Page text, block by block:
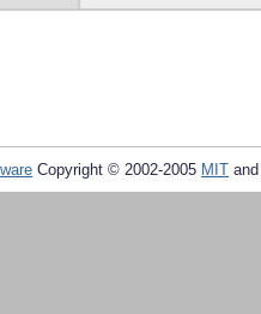
Copyright © 2002-2005 MIT